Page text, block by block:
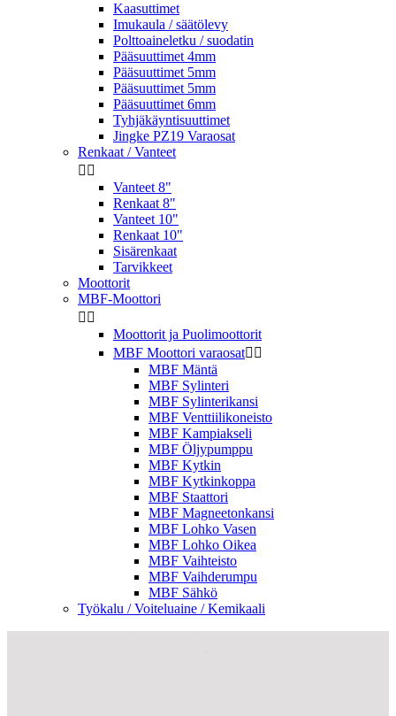
Kaasuttimet
Imukaula / säätölevy
Polttoaineletku / suodatin
Pääsuuttimet 4mm
Pääsuuttimet 5mm
Pääsuuttimet 5mm
Pääsuuttimet 6mm
Tyhjäkäyntisuuttimet
Jingke PZ19 Varaosat
Renkaat / Vanteet
 
Vanteet 8"
Renkaat 8"
Vanteet 10"
Renkaat 10"
Sisärenkaat
Tarvikkeet
Moottorit
MBF-Moottori
 
Moottorit ja Puolimoottorit
MBF Moottori varaosat 
MBF Mäntä
MBF Sylinteri
MBF Sylinterikansi
MBF Venttiilikoneisto
MBF Kampiakseli
MBF Öljypumppu
MBF Kytkin
MBF Kytkinkoppa
MBF Staattori
MBF Magneetonkansi
MBF Lohko Vasen
MBF Lohko Oikea
MBF Vaihteisto
MBF Vaihderumpu
MBF Sähkö
Työkalu / Voiteluaine / Kemikaali